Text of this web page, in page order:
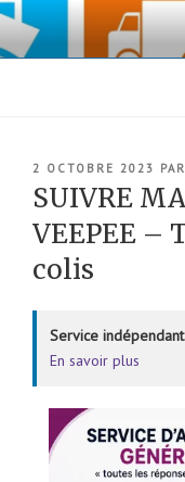
Aller
contenu
PUBLIÉ
LE
2 OCTOBRE 2023 PAR
SUIVRE
VEEPEE –
colis
Service
En savoir plus